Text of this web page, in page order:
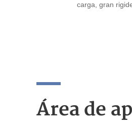
carga, gran
Área de